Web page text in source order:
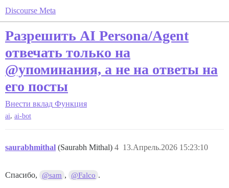
Discourse Meta
Разрешить AI Persona/Agent
отвечать только на
@упоминания, а не на ответы на
его посты
Внести вклад Функция
ai, ai-bot
saurabhmithal (Saurabh Mithal) 13.Апрель.2026 15:23:10
4
Спасибо, @sam , @Falco .